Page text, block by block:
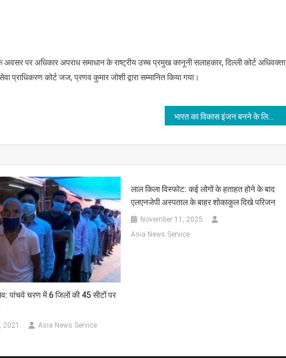
पर अधिकार अपराध समाधान के राष्ट्रीय उच्च प्रमुख कानूनी सलाहकार, दिल्ली कोर्ट अधिवक्ता
प्राधिकरण कोर्ट जज, प्रणव कुमार जोशी द्वारा सम्मानित किया गया।
भारत का विकास इंजन बनने के लिए उत्‍तर प्रदेश सक्षम भी है और तैयार भी : द्रौपदी मुर्मू
पांचवे चरण में 6 जिलों की 45 सीटों पर
2021 Asia News Service
लाल किला विस्फोट: कई लोगों के हताहत होने के बाद
एलएनजेपी अस्पताल के बाहर शोकाकुल दिखे परिजन
November 11, 2025
Asia News Service